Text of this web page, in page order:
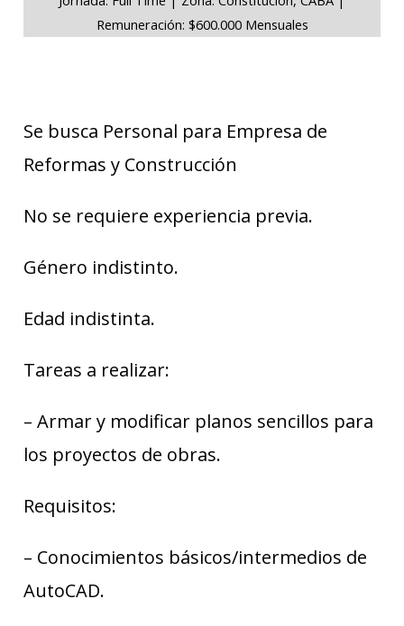
Remuneración: $600.000 Mensuales
Se busca Personal para Empresa de
Reformas y Construcción
No se requiere experiencia previa.
Género indistinto.
Edad indistinta.
Tareas a realizar:
– Armar y modificar planos sencillos para
los proyectos de obras.
Requisitos:
– Conocimientos básicos/intermedios de
AutoCAD.